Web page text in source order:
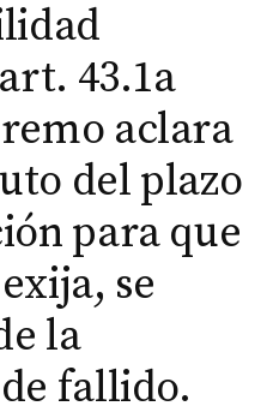
43.1a
aclara
del plazo
para que
se
la
fallido.